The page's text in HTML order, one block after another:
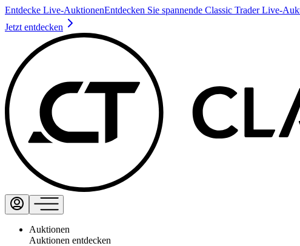
Entdecke Live-AuktionenEntdecken Sie spannende Classic Trader Live-
Jetzt entdecken
Auktionen
Auktionen entdecken